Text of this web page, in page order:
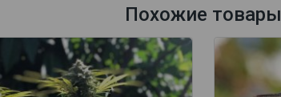
Похожие товары